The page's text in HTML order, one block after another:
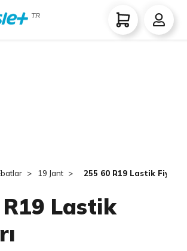
TR
19 Jant 255 60 R19 Lastik
Lastik